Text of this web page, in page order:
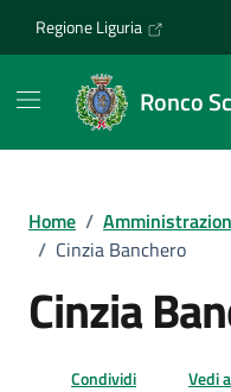
Regione Liguria
Ronco
Home /
/ Cinzia Banchero
Cinzia
Condividi Vedi